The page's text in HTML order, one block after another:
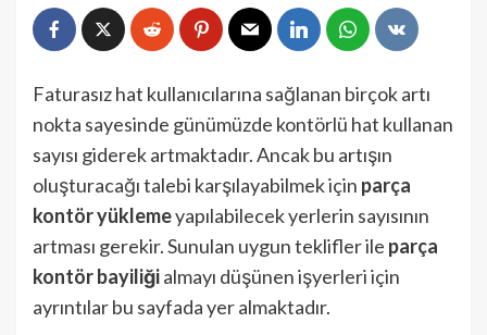
Faturasız hat kullanıcılarına sağlanan birçok artı
nokta sayesinde günümüzde kontörlü hat kullanan
sayısı giderek artmaktadır. Ancak bu artışın
oluşturacağı talebi karşılayabilmek için parça
kontör yüklemeyapılabilecek yerlerin sayısının
artması gerekir. Sunulan uygun teklifler ile parça
kontör bayiliğialmayı düşünen işyerleri için
ayrıntılar bu sayfada yer almaktadır.